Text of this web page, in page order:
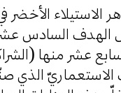
الأخضر
الهدف السادس
عشر منها
الاستعماريّ